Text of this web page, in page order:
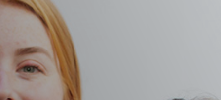
Beroepen
Werkomgevingen
Opleidingen
Werkgevers